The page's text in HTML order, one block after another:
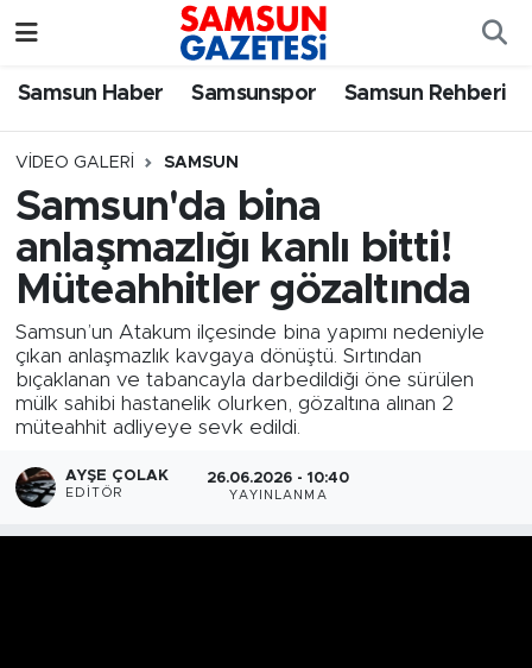
Samsun Haber Samsunspor Samsun Rehberi
VIDEO GALERI SAMSUN
Samsun'da bina
anlaşmazlığı kanlı bitti!
Müteahhitler gözaltında
Samsun’un Atakum ilçesinde bina yapımı nedeniyle
çıkan anlaşmazlık kavgaya dönüştü. Sırtından
bıçaklanan ve tabancayla darbedildiği öne sürülen
mülk sahibi hastanelik olurken, gözaltına alınan 2
müteahhit adliyeye sevk edildi.
AYŞE ÇOLAK
EDITÖR
26.06.2026 - 10:40
YAYINLANMA
Samsun Haber
Samsunspor
Samsun Rehberi
Resmi İlanlar
Samsun Nöbetçi Eczaneler
Samsun Hava Durumu
SAMSUN Namaz Vakitleri
Samsun Trafik Yoğunluk Haritası
Süper Lig Puan Durumu ve Fikstür
Tüm Manşetler